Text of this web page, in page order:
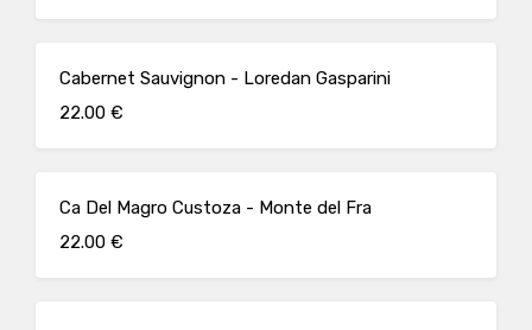
Cabernet Sauvignon - Loredan Gasparini
22.00 €
Ca Del Magro Custoza - Monte del Fra
22.00 €